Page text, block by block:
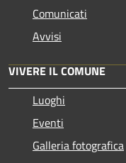
Comunicati
Avvisi
VIVERE IL COMUNE
Luoghi
Eventi
Galleria fotografica